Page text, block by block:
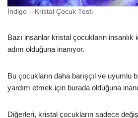
İndigo – Kristal Çocuk Testi
Bazı insanlar kristal çocukların
adım olduğuna inanıyor.
Bu çocukların daha barışçıl ve uyumlu
yardım etmek için burada olduğuna
Diğerleri, kristal çocukların sadece